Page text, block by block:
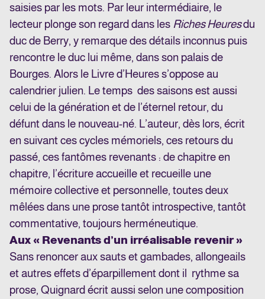
saisies par les mots. Par leur intermédiaire, le
lecteur plonge son regard dans les Riches Heuresdu
duc de Berry, y remarque des détails inconnus puis
rencontre le duc lui même, dans son palais de
Bourges. Alors le Livre d’Heures s’oppose au
calendrier julien. Le temps des saisons est aussi
celui de la génération et de l’éternel retour, du
défunt dans le nouveau-né. L’auteur, dès lors, écrit
en suivant ces cycles mémoriels, ces retours du
passé, ces fantômes revenants : de chapitre en
chapitre, l’écriture accueille et recueille une
mémoire collective et personnelle, toutes deux
mêlées dans une prose tantôt introspective, tantôt
commentative, toujours herméneutique.
Aux « Revenants d’un irréalisable revenir »
Sans renoncer aux sauts et gambades, allongeails
et autres effets d’éparpillement dont il rythme sa
prose, Quignard écrit aussi selon une composition